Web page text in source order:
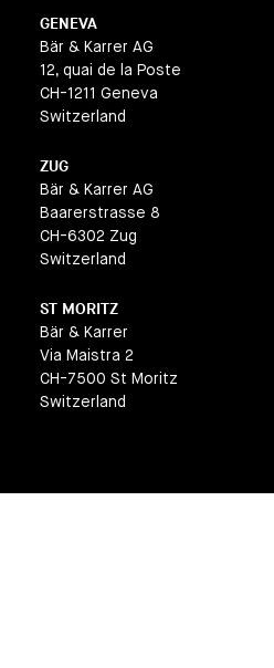
GENEVA
Bär & Karrer AG
12, quai de la Poste
CH-1211 Geneva
Switzerland
ZUG
Bär & Karrer AG
Baarerstrasse 8
CH-6302 Zug
Switzerland
ST MORITZ
Bär & Karrer
Via Maistra 2
CH-7500 St Moritz
Switzerland